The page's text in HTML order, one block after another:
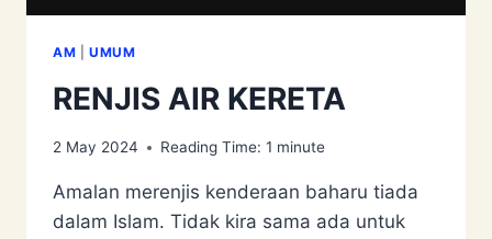
AM UMUM
RENJIS AIR KERETA
2 May 2024 Reading Time: 1 minute
Amalan merenjis kenderaan baharu tiada
dalam Islam. Tidak kira sama ada untuk